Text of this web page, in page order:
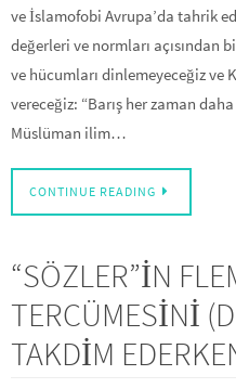
ve İslamofobi Avrupa’da tahrik
değerleri ve normları açısından
ve hücumları dinlemeyeceğiz ve
vereceğiz: “Barış her zaman
Müslüman ilim…
CONTINUE READING
“SÖZLER”İN
TERCÜMESİNİ
TAKDİM